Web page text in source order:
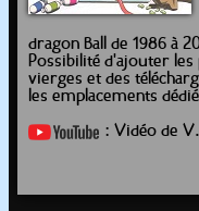
dragon Ball de 1986 à
Possibilité d'ajouter
vierges et des
les emplacements
: Vidéo de